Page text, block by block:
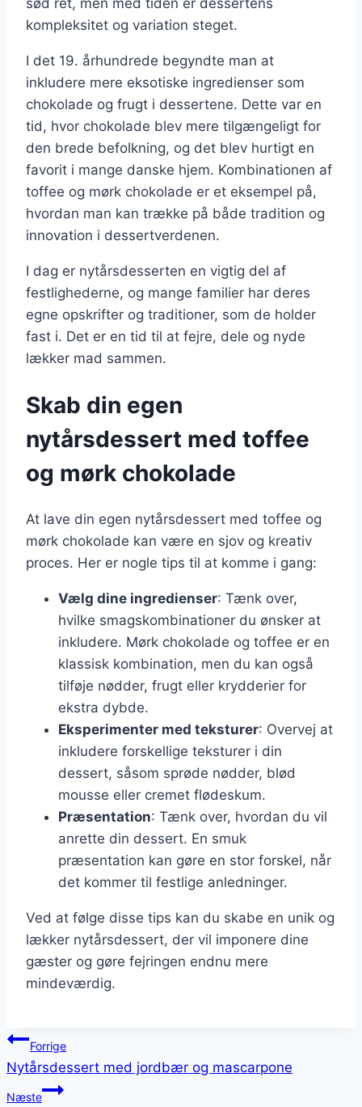
kompleksitet og variation steget.
I det 19. århundrede begyndte man at
inkludere mere eksotiske ingredienser som
chokolade og frugt i dessertene. Dette var en
tid, hvor chokolade blev mere tilgængeligt for
den brede befolkning, og det blev hurtigt en
favorit i mange danske hjem. Kombinationen af
toffee og mørk chokolade er et eksempel på,
hvordan man kan trække på både tradition og
innovation i dessertverdenen.
I dag er nytårsdesserten en vigtig del af
festlighederne, og mange familier har deres
egne opskrifter og traditioner, som de holder
fast i. Det er en tid til at fejre, dele og nyde
lækker mad sammen.
Skab din egen
nytårsdessert med toffee
og mørk chokolade
At lave din egen nytårsdessert med toffee og
mørk chokolade kan være en sjov og kreativ
proces. Her er nogle tips til at komme i gang:
Vælg dine ingredienser: Tænk over,
hvilke smagskombinationer du ønsker at
inkludere. Mørk chokolade og toffee er en
klassisk kombination, men du kan også
tilføje nødder, frugt eller krydderier for
ekstra dybde.
Eksperimenter med teksturer: Overvej at
inkludere forskellige teksturer i din
dessert, såsom sprøde nødder, blød
mousse eller cremet flødeskum.
Præsentation: Tænk over, hvordan du vil
anrette din dessert. En smuk
præsentation kan gøre en stor forskel, når
det kommer til festlige anledninger.
Ved at følge disse tips kan du skabe en unik og
lækker nytårsdessert, der vil imponere dine
gæster og gøre fejringen endnu mere
mindeværdig.
Indlægsnavigation
Forrige
Nytårsdessert med jordbær og mascarpone
Næste